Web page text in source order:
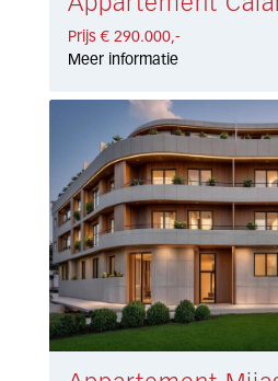
Prijs € 290.000,-
Meer informatie